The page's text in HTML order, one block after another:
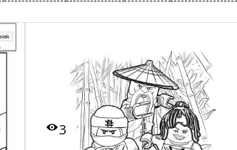
3